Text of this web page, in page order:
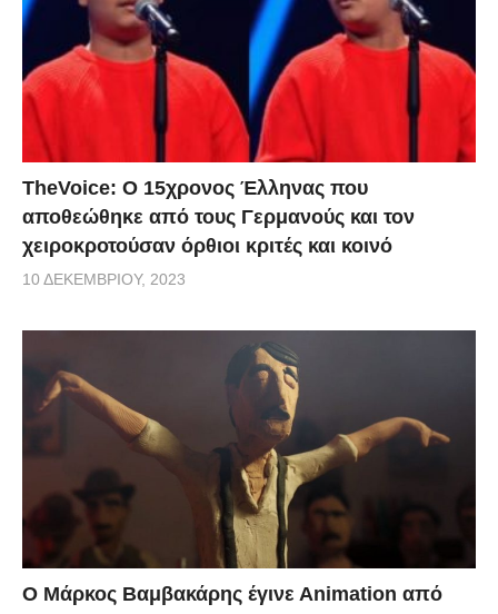
TheVoice: Ο 15χρονος Έλληνας που
αποθεώθηκε από τους Γερμανούς και τον
χειροκροτούσαν όρθιοι κριτές και κοινό
10 ΔΕΚΕΜΒΡΊΟΥ, 2023
Ο Μάρκος Βαμβακάρης έγινε Αnimation από